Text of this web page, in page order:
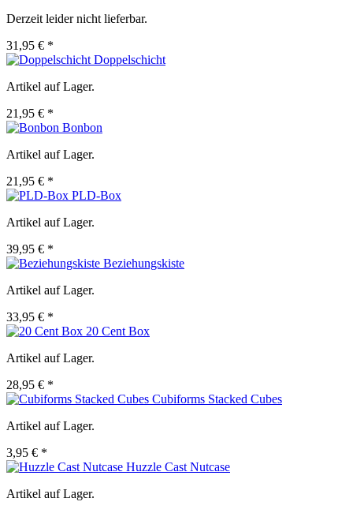
Derzeit leider nicht lieferbar.
31,95 € *
Doppelschicht
Artikel auf Lager.
21,95 € *
Bonbon
Artikel auf Lager.
21,95 € *
PLD-Box
Artikel auf Lager.
39,95 € *
Beziehungskiste
Artikel auf Lager.
33,95 € *
20 Cent Box
Artikel auf Lager.
28,95 € *
Cubiforms Stacked Cubes
Artikel auf Lager.
3,95 € *
Huzzle Cast Nutcase
Artikel auf Lager.